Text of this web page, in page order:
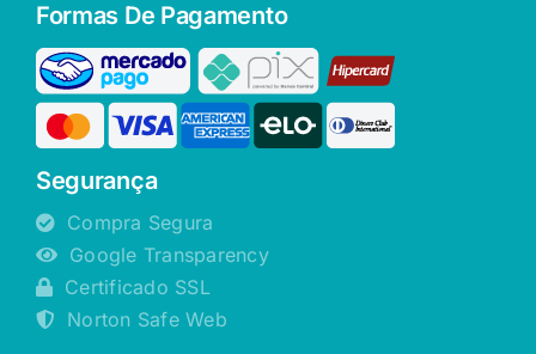
Formas De Pagamento
Segurança
Compra Segura
Google Transparency
Certificado SSL
Norton Safe Web